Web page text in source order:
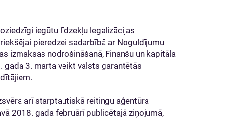
iegūtu līdzekļu legalizācijas
pieredzei sadarbībā ar Noguldījumu
izmaksas nodrošināšanā, Finanšu un kapitāla
3. marta veikt valsts garantētās
arī starptautiskā reitingu aģentūra
2018. gada februārī publicētajā ziņojumā,